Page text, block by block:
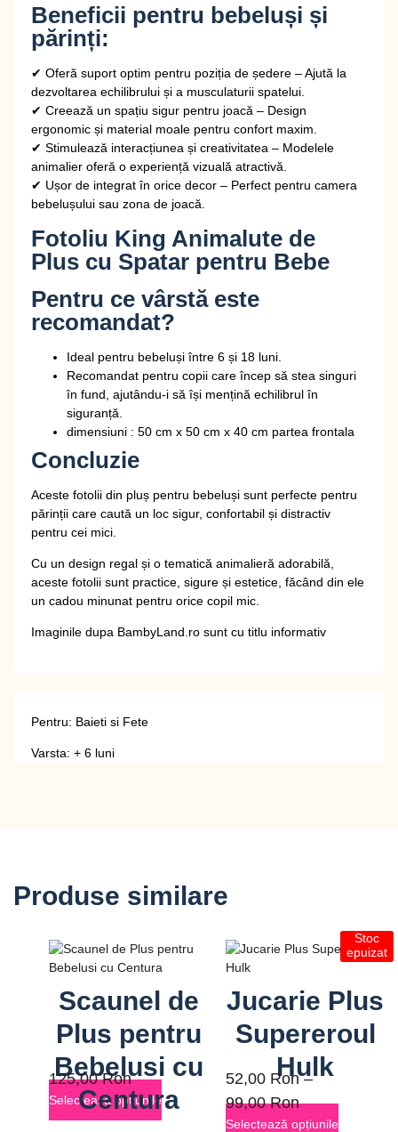
Beneficii pentru bebeluși și
părinți:
✔ Oferă suport optim pentru poziția de ședere – Ajută la
dezvoltarea echilibrului și a musculaturii spatelui.
✔ Creează un spațiu sigur pentru joacă – Design
ergonomic și material moale pentru confort maxim.
✔ Stimulează interacțiunea și creativitatea – Modelele
animalier oferă o experiență vizuală atractivă.
✔ Ușor de integrat în orice decor – Perfect pentru camera
bebelușului sau zona de joacă.
Fotoliu King Animalute de
Plus cu Spatar pentru Bebe
Pentru ce vârstă este
recomandat?
Ideal pentru bebeluși între 6 și 18 luni
Recomandat pentru copii care încep să stea singuri
în fund , ajutându-i să își mențină echilibrul în
siguranță.
dimensiuni : 50 cm x 50 cm x 40 cm partea frontala
Concluzie
Aceste fotolii din pluș pentru bebeluși sunt perfecte pentru
părinții care caută un loc sigur, confortabil și distractiv
pentru cei mici.
Cu un design regal și o tematică animalieră adorabilă,
aceste fotolii sunt practice, sigure și estetice , făcând din ele
un cadou minunat pentru orice copil mic.
Imaginile dupa BambyLand.ro sunt cu titlu informativ
Pentru: Baieti si Fete
Varsta: + 6 luni
Produse similare
Scaunel de
Plus pentru
Bebelusi cu
Centura
125,00Ron
Selectează opțiunile
Stoc
epuizat
Jucarie Plus
Supereroul
Hulk
52,00 Ron –
99,00Ron
Selectează opțiunile